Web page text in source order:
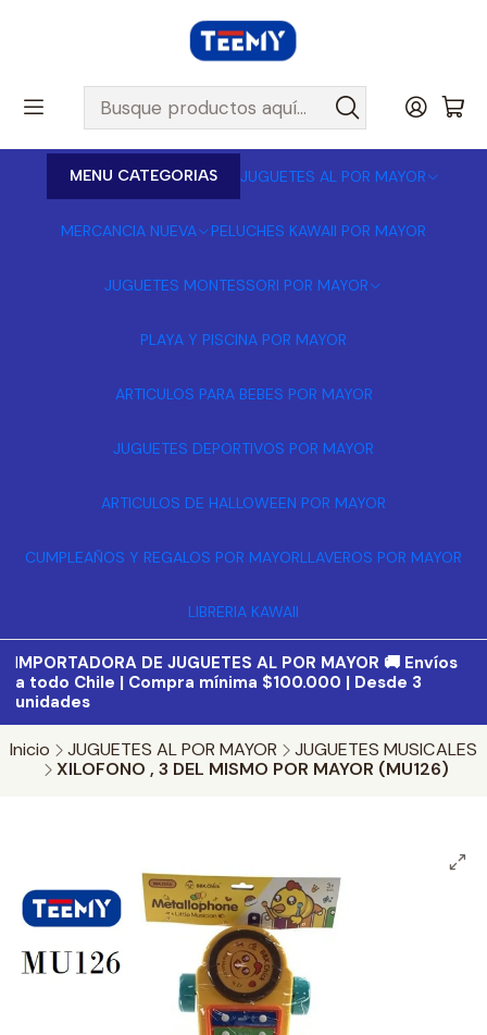
MENU CATEGORIAS JUGUETES AL POR MAYOR
MERCANCIA NUEVA PELUCHES KAWAII POR MAYOR
JUGUETES MONTESSORI POR MAYOR
PLAYA Y PISCINA POR MAYOR
ARTICULOS PARA BEBES POR MAYOR
JUGUETES DEPORTIVOS POR MAYOR
ARTICULOS DE HALLOWEEN POR MAYOR
CUMPLEAÑOS Y REGALOS POR MAYORLLAVEROS POR MAYOR
LIBRERIA KAWAII
IMPORTADORA DE JUGUETES AL POR MAYOR 🚚 Envíos
a todo Chile | Compra mínima $100.000 | Desde 3
unidades
Inicio JUGUETES AL POR MAYOR
JUGUETES MUSICALES
XILOFONO , 3 DEL MISMO POR MAYOR (MU126)